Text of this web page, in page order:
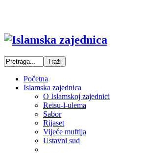
Početna
Islamska zajednica
O Islamskoj zajednici
Reisu-l-ulema
Sabor
Rijaset
Vijeće muftija
Ustavni sud